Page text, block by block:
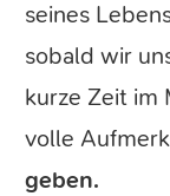
seines
sobald wir
kurze Zeit im
volle
geben.